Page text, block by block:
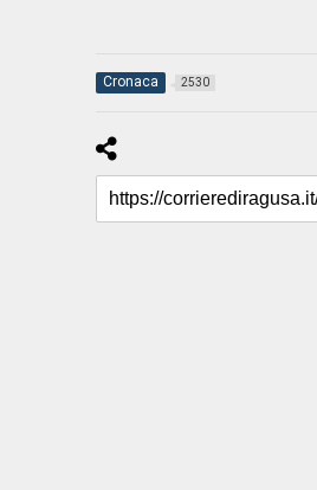
Cronaca 2530